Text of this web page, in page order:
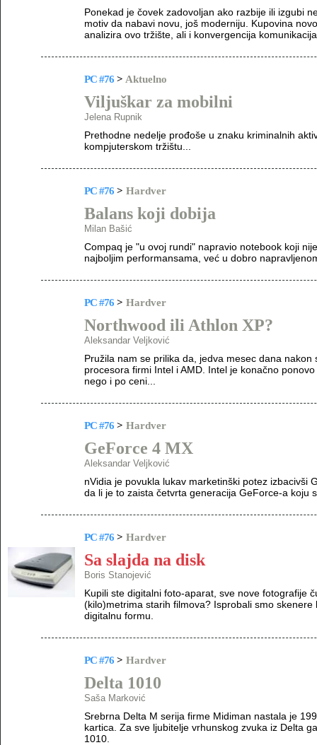
Ponekad je čovek zadovoljan ako razbije ili izgubi
motiv da nabavi novu, još moderniju. Kupovina
analizira ovo tržište, ali i konvergencija
PC #76 > Aktuelno
Viljuškar za mobilni
Jelena Rupnik
Prethodne nedelje prođoše u znaku kriminalnih
kompjuterskom tržištu...
PC #76 > Hardver
Balans koji dobija
Milan Bašić
Compaq je "u ovoj rundi" napravio notebook koji
najboljim performansama, već u dobro
PC #76 > Hardver
Northwood ili Athlon XP?
Aleksandar Veljković
Pružila nam se prilika da, jedva mesec dana
procesora firmi Intel i AMD. Intel je konačno
nego i po ceni...
PC #76 > Hardver
GeForce 4 MX
Aleksandar Veljković
nVidia je povukla lukav marketinški potez izbacivši
da li je to zaista četvrta generacija GeForce-a koju
PC #76 > Hardver
Sa slajda na disk
Boris Stanojević
Kupili ste digitalni foto-aparat, sve nove fotografije
(kilo)metrima starih filmova? Isprobali smo
digitalnu formu.
PC #76 > Hardver
Delta 1010
Saša Marković
Srebrna Delta M serija firme Midiman nastala je
kartica. Za sve ljubitelje vrhunskog zvuka iz Delta
1010.